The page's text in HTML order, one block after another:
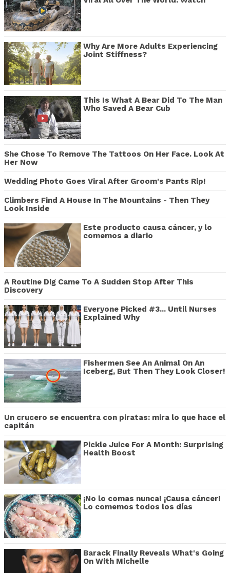
Why Are More Adults Experiencing
Joint Stiffness?
This Is What A Bear Did To The Man
Who Saved A Bear Cub
She Chose To Remove The Tattoos On Her Face. Look At
Her Now
Wedding Photo Goes Viral After Groom's Pants Rip!
Climbers Find A House In The Mountains - Then They
Look Inside
Este producto causa cáncer, y lo
comemos a diario
A Routine Dig Came To A Sudden Stop After This
Discovery
Everyone Picked #3... Until Nurses
Explained Why
Fishermen See An Animal On An
Iceberg, But Then They Look Closer!
Un crucero se encuentra con piratas: mira lo que hace el
capitán
Pickle Juice For A Month: Surprising
Health Boost
¡No lo comas nunca! ¡Causa cáncer!
Lo comemos todos los días
Barack Finally Reveals What's Going
On With Michelle